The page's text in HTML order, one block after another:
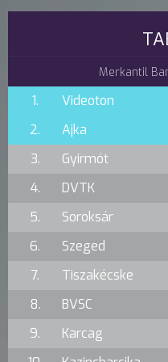
Merkantil
1. Videoton
2.
Ajka
3.
Gyirmót
4.
DVTK
5.
Soroksár
6.
Szeged
7.
Tiszakécske
8.
BVSC
9.
Karcag